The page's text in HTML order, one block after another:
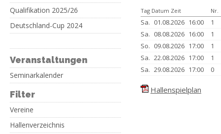
Qualifikation 2025/26
Deutschland-Cup 2024
Veranstaltungen
Seminarkalender
Filter
Vereine
Hallenverzeichnis
Tag Datum Zeit Nr.
Sa. 01.08.2026 16:00
1
Sa. 08.08.2026 16:00
1
So. 09.08.2026 17:00
1
Sa. 22.08.2026 17:00
1
Sa. 29.08.2026 17:00 0
Hallenspielplan